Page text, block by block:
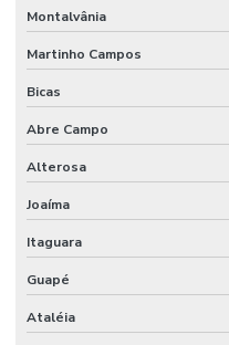
Montalvânia
Martinho Campos
Bicas
Abre Campo
Alterosa
Joaíma
Itaguara
Guapé
Ataléia